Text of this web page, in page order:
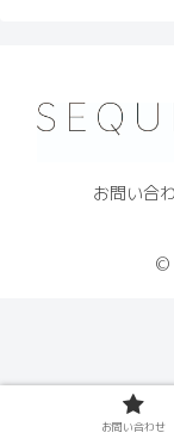
お問い合
©
お問い合わせ